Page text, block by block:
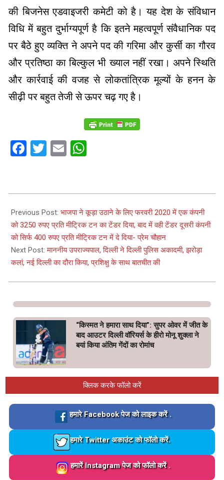
की बिजनेस एडवाइजरी कमेटी को है। यह देश के संविधान
विधि में बहुत दुर्भाग्यपूर्ण है कि इतने महत्वपूर्ण संवैधानिक पद
पर बैठे हुए व्यक्ति ने अपने पद की गरिमा और कुर्सी का गौरव
और प्रतिष्ठा का बिल्कुल भी ख्याल नहीं रखा। अपने स्थिति
और कार्रवाई की वजह से लोकतांत्रिक मूल्यों के हनन के
सीढ़ी पर बहुत तेजी से ऊपर चढ़ गए है।
Facebook
Twitter
Email
09-
24
Previous Post: भाजपा ने कूड़ा उठाने के लिए फरवरी 2020 में एक कंपनी
को 3250 रुपए प्रति मीट्रिक टन का टेंडर दिया, बाद में वही टेंडर दूसरी कंपनी
को सिर्फ 400 रुपए प्रति मीट्रिक टन में दे दिया- प्रेम चौहान
Next Post:माननीय उपराज्यपाल, दिल्ली ने दिल्ली पुलिस अकादमी, झरोड़ा
कलां, नई दिल्ली का दौरा किया, प्रशिक्षु के साथ बातचीत की
“किस्मत ने हमारा साथ दिया”: सुपर ओवर में जीत के
बाद आउटर दिल्ली वॉरियर्स के हीरो मोनू शुक्ला ने
बयां किया अंतिम गेंदों का रोमांच
क्लिक करके फॉलो करें
Loading…
हमारे Facebook पेज को लाइक करें .
Loading…
हमारे Twitter अकाउंट को फॉलो करें.
Loading…
हमारें Instagram पेज को फॉलो करें .